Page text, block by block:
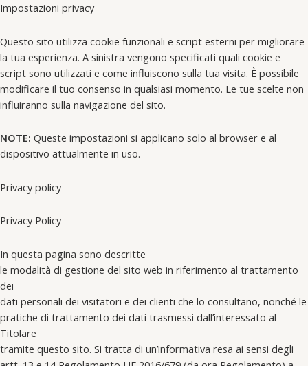
Impostazioni privacy
Questo sito utilizza cookie funzionali e script esterni per migliorare
la tua esperienza. A sinistra vengono specificati quali cookie e
script sono utilizzati e come influiscono sulla tua visita. È possibile
modificare il tuo consenso in qualsiasi momento. Le tue scelte non
influiranno sulla navigazione del sito.
NOTE: Queste impostazioni si applicano solo al browser e al
dispositivo attualmente in uso.
Privacy policy
Privacy Policy
In questa pagina sono descritte
le modalità di gestione del sito web in riferimento al trattamento
dei
dati personali dei visitatori e dei clienti che lo consultano, nonché le
pratiche di trattamento dei dati trasmessi dall’interessato al
Titolare
tramite questo sito. Si tratta di un’informativa resa ai sensi degli